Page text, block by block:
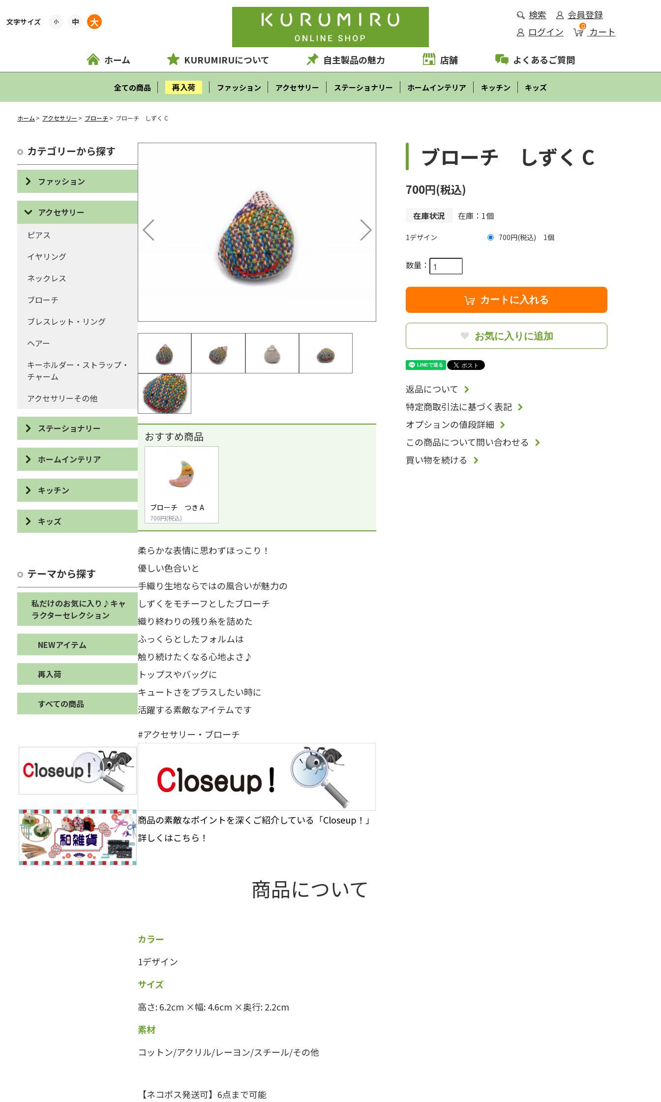
小 中 大
検索
会員登録
ログイン
0 カート
ホーム KURUMIRUについて 自主製品の魅力 店舗 よくあるご質問
全ての商品 再入荷 ファッション アクセサリー ステーショナリー ホームインテリア キッチン キッズ
ホーム アクセサリー ブローチ ブローチ しずく C
カテゴリーから探す
ファッション
バッグ
ポーチ・巾着
アクセサリー
ピアス
イヤリング
ネックレス
ブローチ
ブレスレット・リング
ヘアー
キーホルダー・ストラップ・
チャーム
アクセサリーその他
ステーショナリー
IDケース・パスケース
カードケース
眼鏡ケース
ブックカバー・しおり
袋など
ステーショナリーその他
ホームインテリア
スリッパ・バブーシュ
布ぞうり
クッション・カバー・マット
オブジェ
バス・トイレアイテム
ホームインテリアその他
キッチン
食器
カトラリー・ユーテンシル
エプロン・鍋敷き・鍋つかみ
布巾・手ぬぐい・たわし
コースター・ランチョンマッ
ト
キッチンその他
キッズ
オブジェ・ぬいぐるみ
バッグ・シューズケース・ペ
ンケース
キッズその他
テーマから探す
私だけのお気に入り♪キャ
ラクターセレクション
NEWアイテム
再入荷
すべての商品
おすすめ商品
ブローチ つき A
700円(税込)
柔らかな表情に思わずほっこり！
優しい色合いと
手織り生地ならではの風合いが魅力の
しずくをモチーフとしたブローチ
織り終わりの残り糸を詰めた
ふっくらとしたフォルムは
触り続けたくなる心地よさ♪
トップスやバッグに
キュートさをプラスしたい時に
活躍する素敵なアイテムです
#アクセサリー・ブローチ
商品の素敵なポイントを深くご紹介している「Closeup！」
詳しくはこちら！
ブローチ しずく C
700円(税込)
在庫状況 在庫：1個
1デザイン 700円(税込) 1
数量：
カートに入れる
お気に入りに追加
返品について
特定商取引法に基づく表記
オプションの値段詳細
この商品について問い合わせる
買い物を続ける
商品について
カラー
1デザイン
サイズ
高さ: 6.2cm ×幅: 4.6cm ×奥行: 2.2cm
素材
コットン/アクリル/レーヨン/スチール/その他
【ネコポス発送可】6点まで可能